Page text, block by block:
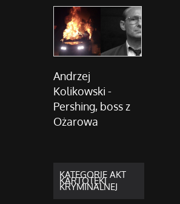
Andrzej
Kolikowski -
Pershing, boss z
Ożarowa
KATEGORIE AKT
KARTOTEKI
KRYMINALNEJ